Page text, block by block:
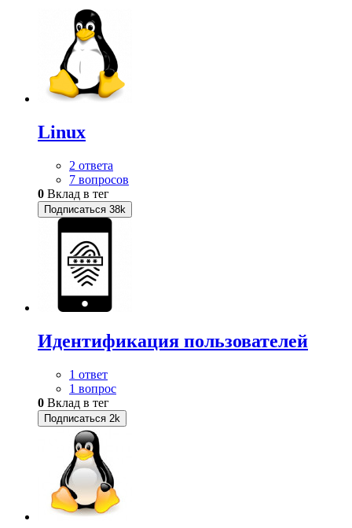
Linux
2 ответа
7 вопросов
0 Вклад в тег
Подписаться 38k
Идентификация пользователей
1 ответ
1 вопрос
0 Вклад в тег
Подписаться 2k